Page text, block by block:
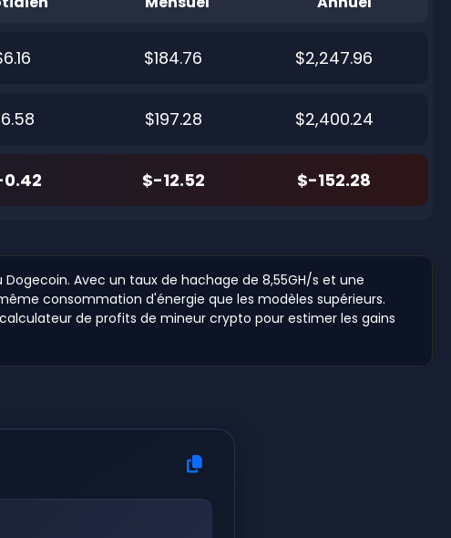
$184.76 $2,247.96
$197.28 $2,400.24
$-12.52 $-152.28
Avec un taux de hachage de 8,55GH/s et une
consommation d'énergie que les modèles supérieurs.
de profits de mineur crypto pour estimer les gains